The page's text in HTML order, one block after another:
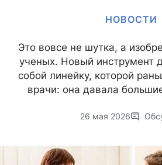
НОВОСТИ
Это вовсе не шутка, а
ученых. Новый инструмент
собой линейку, которой
врачи: она давала
26 мая 2026